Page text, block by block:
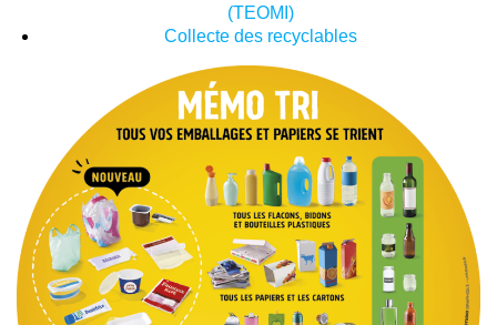
(TEOMI)
Collecte des recyclables